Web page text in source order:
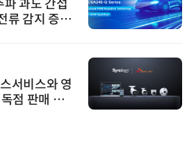
, 모든 주요 리모컨 코드 지
TSOP15300 시리즈 IR 수
앤지, 'AI EXPO KOREA 20
가 성료… AI 전 생애주기 아
는 통합 솔루션 선봬